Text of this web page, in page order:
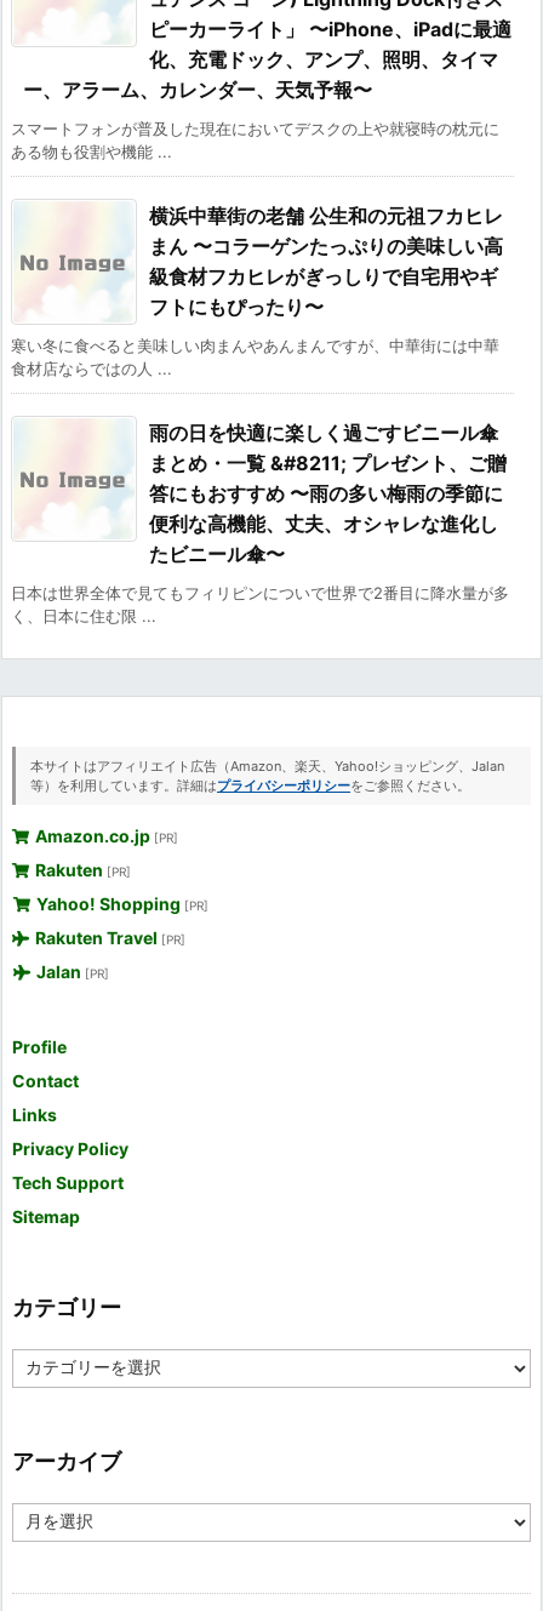
ピーカーライト」 〜iPhone、iPadに最適
化、充電ドック、アンプ、照明、タイマ
ー、アラーム、カレンダー、天気予報〜
スマートフォンが普及した現在においてデスクの上や就寝時の枕元に
ある物も役割や機能 ...
横浜中華街の老舗 公生和の元祖フカヒレ
まん 〜コラーゲンたっぷりの美味しい高
級食材フカヒレがぎっしりで自宅用やギ
フトにもぴったり〜
寒い冬に食べると美味しい肉まんやあんまんですが、中華街には中華
食材店ならではの人 ...
雨の日を快適に楽しく過ごすビニール傘
まとめ・一覧 &#8211; プレゼント、ご贈
答にもおすすめ 〜雨の多い梅雨の季節に
便利な高機能、丈夫、オシャレな進化し
たビニール傘〜
日本は世界全体で見てもフィリピンについで世界で2番目に降水量が多
く、日本に住む限 ...
本サイトはアフィリエイト広告（Amazon、楽天、Yahoo!ショッピング、Jalan
等）を利用しています。詳細はプライバシーポリシーをご参照ください。
Amazon.co.jp [PR]
Rakuten [PR]
Yahoo! Shopping [PR]
Rakuten Travel [PR]
Jalan [PR]
Profile
Contact
Links
Privacy Policy
Tech Support
Sitemap
カテゴリー
テ
ー
アーカイブ
ー